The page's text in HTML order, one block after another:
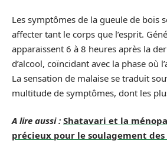
Les symptômes de la gueule de bois
affecter tant le corps que l’esprit.
apparaissent 6 à 8 heures après la
d’alcool, coïncidant avec la phase où
La sensation de malaise se traduit
multitude de symptômes, dont les
A lire aussi : Shatavari et la
précieux pour le soulagement